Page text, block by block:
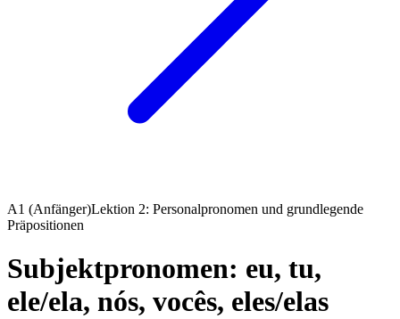
A1 (Anfänger)Lektion 2: Personalpronomen und grundlegende
Präpositionen
Subjektpronomen: eu, tu,
ele/ela, nós, vocês, eles/elas